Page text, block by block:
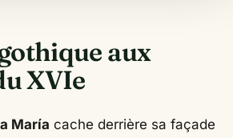
aux
XVIe
María cache derrière sa façade